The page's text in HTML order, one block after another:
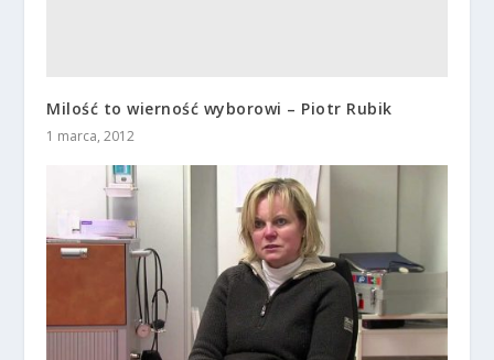
Milość to wierność wyborowi – Piotr Rubik
1 marca, 2012